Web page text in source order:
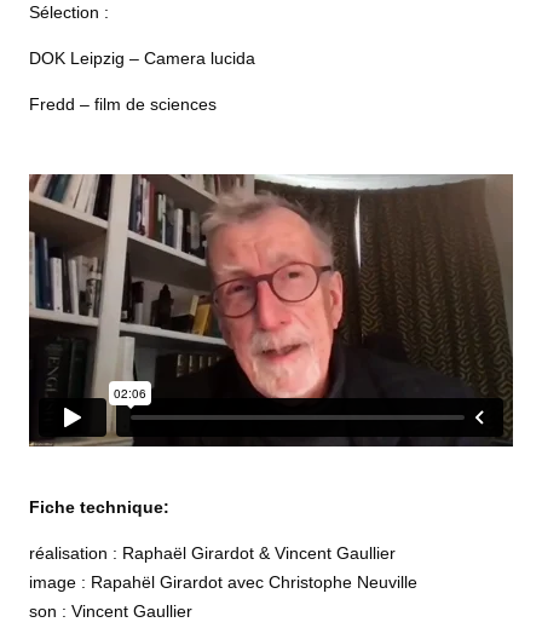
Sélection :
DOK Leipzig – Camera lucida
Fredd – film de sciences
Fiche technique:
réalisation : Raphaël Girardot & Vincent Gaullier
image : Rapahël Girardot avec Christophe Neuville
son : Vincent Gaullier